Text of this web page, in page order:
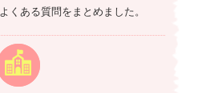
よくある質問をまとめました。